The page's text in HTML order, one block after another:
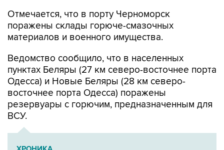
Отмечается, что в порту Черноморск
поражены склады горюче-смазочных
материалов и военного имущества.
Ведомство сообщило, что в населенных
пунктах Беляры (27 км северо-восточнее порта
Одесса) и Новые Беляры (28 км северо-
восточнее порта Одесса) поражены
резервуары с горючим, предназначенным для
ВСУ.